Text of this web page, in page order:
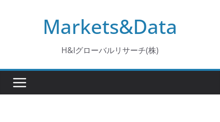
Markets&Data
H&Iグローバルリサーチ(株)